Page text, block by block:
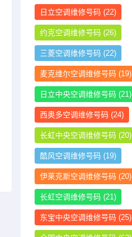
日立空调维修号码 (22)
约克空调维修号码 (26)
三菱空调维修号码 (22)
麦克维尔空调维修号码 (19)
日立中央空调维修号码 (21)
西奥多空调维修号码 (24)
长虹中央空调维修号码 (20)
酷风空调维修号码 (19)
伊莱克斯空调维修号码 (20)
长虹空调维修号码 (21)
东宝中央空调维修号码 (25)